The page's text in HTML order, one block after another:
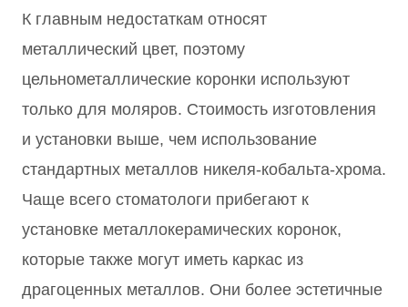
К главным недостаткам относят
металлический цвет, поэтому
цельнометаллические коронки используют
только для моляров. Стоимость изготовления
и установки выше, чем использование
стандартных металлов никеля-кобальта-хрома.
Чаще всего стоматологи прибегают к
установке металлокерамических коронок,
которые также могут иметь каркас из
драгоценных металлов. Они более эстетичные